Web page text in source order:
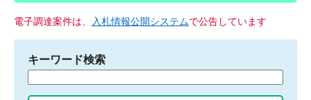
電子調達案件は、 入札情報公開システムで公告しています
キーワード検索